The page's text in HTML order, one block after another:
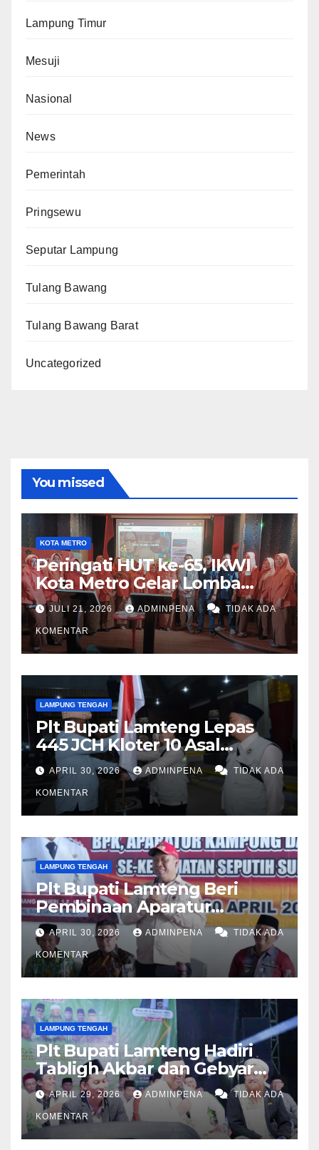
Lampung Timur
Mesuji
Nasional
News
Pemerintah
Pringsewu
Seputar Lampung
Tulang Bawang
Tulang Bawang Barat
Uncategorized
You missed
KOTA METRO
Peringati HUT ke-65, IKWI
Kota Metro Gelar Lomba
Fashion Show
JULI 21, 2026 ADMINPENA TIDAK ADA
KOMENTAR
LAMPUNG TENGAH
Plt Bupati Lamteng Lepas
445 JCH Kloter 10 Asal
Lamteng
APRIL 30, 2026 ADMINPENA TIDAK ADA
KOMENTAR
LAMPUNG TENGAH
Plt Bupati Lamteng Beri
Pembinaan Aparatur
Kampung
APRIL 30, 2026 ADMINPENA TIDAK ADA
KOMENTAR
LAMPUNG TENGAH
Plt Bupati Lamteng Hadiri
Tabligh Akbar dan Gebyar
Sholawat JASKO di Ponpes
Tahfidzul Quran Al Fattah
APRIL 29, 2026 ADMINPENA TIDAK ADA
KOMENTAR